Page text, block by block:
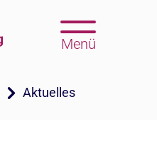
Menü
Aktuelles